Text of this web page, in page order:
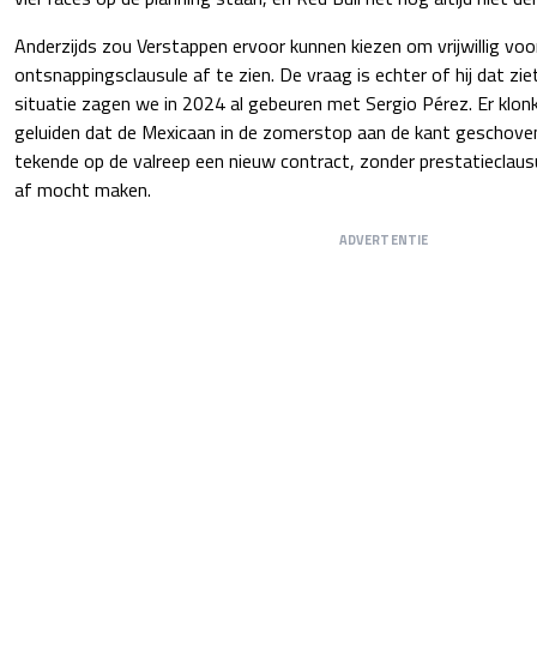
Anderzijds zou Verstappen ervoor kunnen kiezen om vrijwillig
ontsnappingsclausule af te zien. De vraag is echter of hij dat
situatie zagen we in 2024 al gebeuren met Sergio Pérez. Er
geluiden dat de Mexicaan in de zomerstop aan de kant
tekende op de valreep een nieuw contract, zonder
af mocht maken.
ADVERTENTIE